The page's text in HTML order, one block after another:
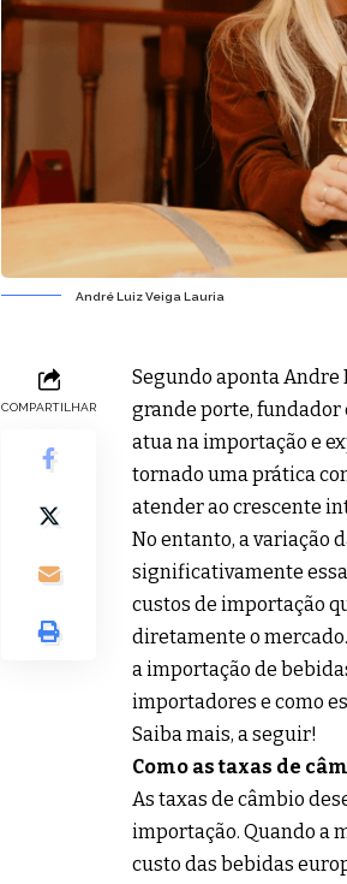
André Luiz Veiga Lauria
COMPARTILHAR
Segundo aponta Andre
grande porte, fundador
atua na importação e
tornado uma prática
atender ao crescente
No entanto, a variação
significativamente
custos de importação
diretamente o
a importação de
importadores e como
Saiba mais, a seguir!
Como as taxas de
As taxas de câmbio
importação. Quando a
custo das bebidas